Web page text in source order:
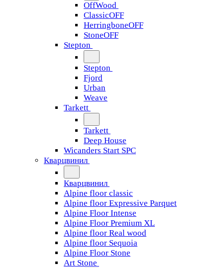
OffWood
ClassicOFF
HerringboneOFF
StoneOFF
Stepton
Stepton
Fjord
Urban
Weave
Tarkett
Tarkett
Deep House
Wicanders Start SPC
Кварцвинил
Кварцвинил
Alpine floor classic
Alpine floor Expressive Parquet
Alpine Floor Intense
Alpine Floor Premium XL
Alpine floor Real wood
Alpine floor Sequoia
Alpine Floor Stone
Art Stone